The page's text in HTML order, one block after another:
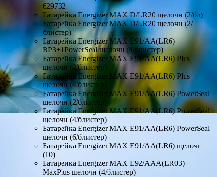
629732
Батарейка Energizer MAX D/LR20 щелочн (2/бл)
Батарейка Energizer MAX D/LR20 щелочн (2/
блистер)
Батарейка Energizer MAX E91/AA(LR6)
BP3+1PowerSeal щелочн (4/блистер)
Батарейка Energizer MAX E91/AA(LR6) Plus
щелочн (2/блистер)
Батарейка Energizer MAX E91/AA(LR6) Plus
щелочн (4/блистер)
Батарейка Energizer MAX E91/AA(LR6) PowerSeal
щелочн (2/блистер)
Батарейка Energizer MAX E91/AA(LR6) PowerSeal
щелочн (4/блистер)
Батарейка Energizer MAX E91/AA(LR6) PowerSeal
щелочн (6/блистер)
Батарейка Energizer MAX E91/AA(LR6) щелочн
(10)
Батарейка Energizer MAX E92/AAA(LR03)
MaxPlus щелочн (4/блистер)